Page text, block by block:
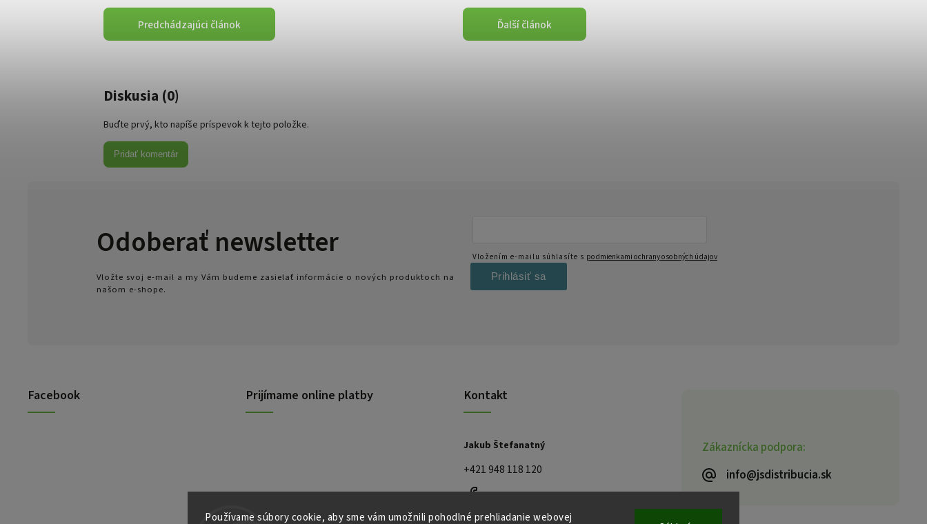
Používame súbory cookie, aby sme vám umožnili pohodlné prehliadanie webovej
Predchádzajúci článok Ďalší článok
Diskusia (0)
Buďte prvý, kto napíše príspevok k tejto položke.
Pridať komentár
Zákaznícka podpora:
info@jsdistribucia.sk
Facebook Prijímame online platby Kontakt
Jakub Štefanatný
+421 948 118 120
Odoberať newsletter
Vložte svoj e-mail a my Vám budeme zasielať informácie o nových produktoch na
našom e-shope.
Vložením e-mailu súhlasíte s podmienkami ochrany osobných údajov
Prihlásiť sa